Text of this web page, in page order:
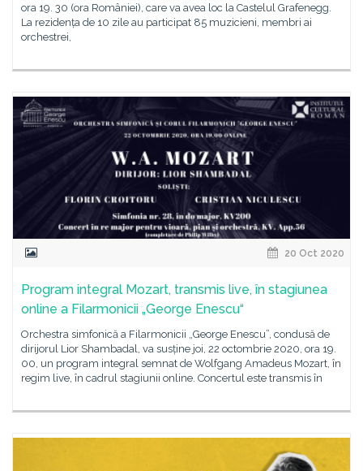
ora 19. 30 (ora României), care va avea loc la Castelul Grafenegg.
La rezidența de 10 zile au participat 85 muzicieni, membri ai
orchestrei,
20 Oct 2020
Program integral Mozart, transmis live, în stagiunea
online a Filarmonicii „George Enescu“
Orchestra simfonică a Filarmonicii „George Enescu”, condusă de
dirijorul Lior Shambadal, va susține joi, 22 octombrie 2020, ora 19.
00, un program integral semnat de Wolfgang Amadeus Mozart, în
regim live, în cadrul stagiunii online. Concertul este transmis în